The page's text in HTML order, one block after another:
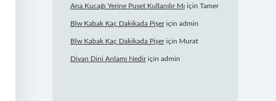
Ana Kucağı Yerine Puset Kullanılır Mı için Tamer
Blw Kabak Kaç Dakikada Pişeriçin admin
Blw Kabak Kaç Dakikada Pişeriçin Murat
Divan Dini Anlamı Nediriçin admin